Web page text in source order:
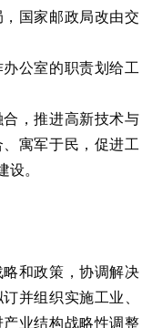
国家邮政局改由交
公室的职责划给工
，推进高新技术与
寓军于民，促进工
设。
和政策，协调解决
并组织实施工业、
业结构战略性调整